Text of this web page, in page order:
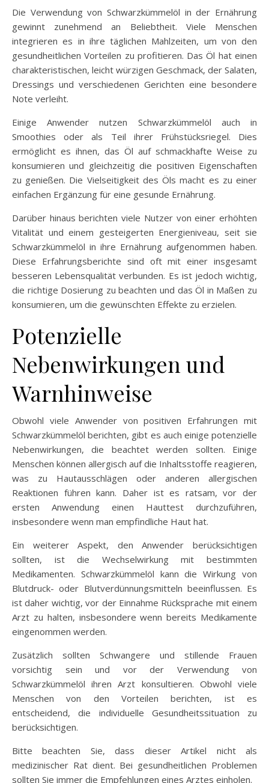
Die Verwendung von Schwarzkümmelöl in der Ernährung
gewinnt zunehmend an Beliebtheit. Viele Menschen
integrieren es in ihre täglichen Mahlzeiten, um von den
gesundheitlichen Vorteilen zu profitieren. Das Öl hat einen
charakteristischen, leicht würzigen Geschmack, der Salaten,
Dressings und verschiedenen Gerichten eine besondere
Note verleiht.
Einige Anwender nutzen Schwarzkümmelöl auch in
Smoothies oder als Teil ihrer Frühstücksriegel. Dies
ermöglicht es ihnen, das Öl auf schmackhafte Weise zu
konsumieren und gleichzeitig die positiven Eigenschaften
zu genießen. Die Vielseitigkeit des Öls macht es zu einer
einfachen Ergänzung für eine gesunde Ernährung.
Darüber hinaus berichten viele Nutzer von einer erhöhten
Vitalität und einem gesteigerten Energieniveau, seit sie
Schwarzkümmelöl in ihre Ernährung aufgenommen haben.
Diese Erfahrungsberichte sind oft mit einer insgesamt
besseren Lebensqualität verbunden. Es ist jedoch wichtig,
die richtige Dosierung zu beachten und das Öl in Maßen zu
konsumieren, um die gewünschten Effekte zu erzielen.
Potenzielle
Nebenwirkungen und
Warnhinweise
Obwohl viele Anwender von positiven Erfahrungen mit
Schwarzkümmelöl berichten, gibt es auch einige potenzielle
Nebenwirkungen, die beachtet werden sollten. Einige
Menschen können allergisch auf die Inhaltsstoffe reagieren,
was zu Hautausschlägen oder anderen allergischen
Reaktionen führen kann. Daher ist es ratsam, vor der
ersten Anwendung einen Hauttest durchzuführen,
insbesondere wenn man empfindliche Haut hat.
Ein weiterer Aspekt, den Anwender berücksichtigen
sollten, ist die Wechselwirkung mit bestimmten
Medikamenten. Schwarzkümmelöl kann die Wirkung von
Blutdruck- oder Blutverdünnungsmitteln beeinflussen. Es
ist daher wichtig, vor der Einnahme Rücksprache mit einem
Arzt zu halten, insbesondere wenn bereits Medikamente
eingenommen werden.
Zusätzlich sollten Schwangere und stillende Frauen
vorsichtig sein und vor der Verwendung von
Schwarzkümmelöl ihren Arzt konsultieren. Obwohl viele
Menschen von den Vorteilen berichten, ist es
entscheidend, die individuelle Gesundheitssituation zu
berücksichtigen.
Bitte beachten Sie, dass dieser Artikel nicht als
medizinischer Rat dient. Bei gesundheitlichen Problemen
sollten Sie immer die Empfehlungen eines Arztes einholen.